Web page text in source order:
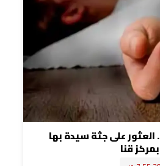
على جثة سيدة بها
قنا